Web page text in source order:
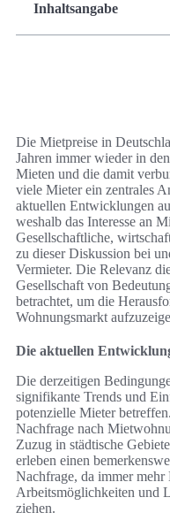
Inhaltsangabe
Die Mietpreise in
Jahren immer wieder in
Mieten und die damit
viele Mieter ein zentrales
aktuellen Entwicklungen
weshalb das Interesse an
Gesellschaftliche,
zu dieser Diskussion bei
Vermieter. Die Relevanz
Gesellschaft von
betrachtet, um die
Wohnungsmarkt
Die aktuellen
Die derzeitigen
signifikante Trends und
potenzielle Mieter
Nachfrage nach
Zuzug in städtische
erleben einen
Nachfrage, da immer
Arbeitsmöglichkeiten und
ziehen.